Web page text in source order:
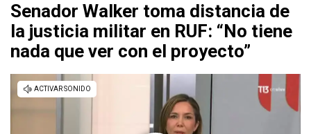
Senador Walker toma distancia de
la justicia militar en RUF: “No tiene
nada que ver con el proyecto”